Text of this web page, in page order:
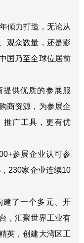
倾力打造，无论从
观众数量，还是影
国乃至全球位居前
提供优质的参展服
商资源，为参展企
推广工具，更有优
参展企业认可参
230家企业连续10
建了一个多元、开
，汇聚世界工业有
英，创建大湾区工